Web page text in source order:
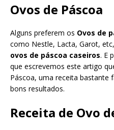
Ovos de Páscoa
Alguns preferem os Ovos de
como Nestle, Lacta, Garot,
ovos de páscoa caseiros. E
que escrevemos este artigo
Páscoa, uma receita bastante
bons resultados.
Receita de Ovo